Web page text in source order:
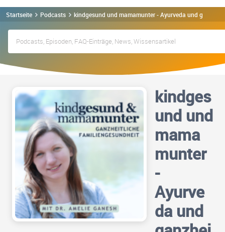
Startseite Podcasts kindgesund und mamamunter - Ayurveda und
kindges
und und
mama
munter
-
Ayurve
da und